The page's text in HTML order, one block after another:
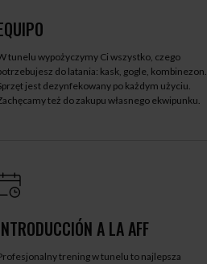
tunelu wypożyczymy Ci wszystko, czego
do latania: kask, gogle, kombinezon.
jest dezynfekowany po każdym użyciu.
też do zakupu własnego ekwipunku.
A LA AFF
trening w tunelu to najlepsza